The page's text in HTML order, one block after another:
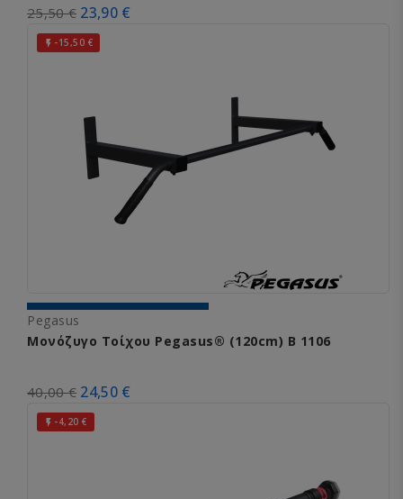
25,50 € 23,90 €
 -15,50 €
Pegasus
Μονόζυγο Τοίχου Pegasus® (120cm) Β 1106
40,00 € 24,50 €
 -4,20 €